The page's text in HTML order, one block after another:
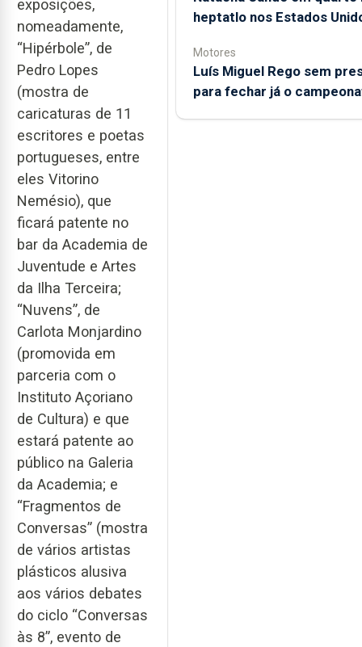
exposições,
nomeadamente,
“Hipérbole”, de
Pedro Lopes
(mostra de
caricaturas de 11
escritores e poetas
portugueses, entre
eles Vitorino
Nemésio), que
ficará patente no
bar da Academia de
Juventude e Artes
da Ilha Terceira;
“Nuvens”, de
Carlota Monjardino
(promovida em
parceria com o
Instituto Açoriano
de Cultura) e que
estará patente ao
público na Galeria
da Academia; e
“Fragmentos de
Conversas” (mostra
de vários artistas
plásticos alusiva
aos vários debates
do ciclo “Conversas
às 8”, evento de
heptatlo nos Estados
Motores
Luís Miguel Rego sem
para fechar já o